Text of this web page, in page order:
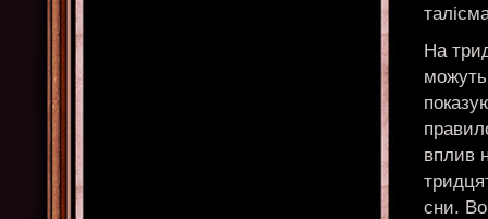
На
можуть
вплив
сни.